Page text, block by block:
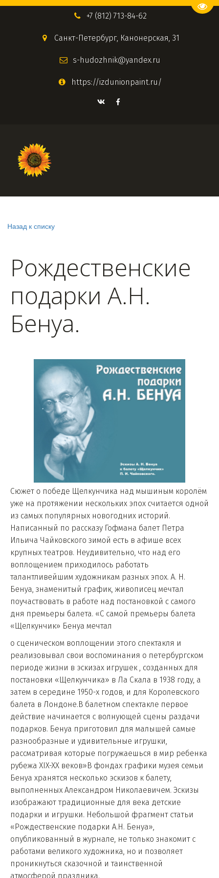
+7 (812) 713-84-62
Санкт-Петербург, Канонерская, 31
s-hudozhnik@yandex.ru
https://izdunionpaint.ru/
Назад к списку
Рождественские
подарки А.Н.
Бенуа.
Сюжет о победе Щелкунчика над мышиным королём
уже на протяжении нескольких эпох считается одной
из самых популярных новогодних историй.
Написанный по рассказу Гофмана балет Петра
Ильича Чайковского зимой есть в афише всех
крупных театров. Неудивительно, что над его
воплощением приходилось работать
талантливейшим художникам разных эпох. А. Н.
Бенуа, знаменитый график, живописец мечтал
поучаствовать в работе над постановкой с самого
дня премьеры балета. «С самой премьеры балета
«Щелкунчик» Бенуа мечтал
о сценическом воплощении этого спектакля и
реализовывал свои воспоминания о петербургском
периоде жизни в эскизах игрушек , созданных для
постановки «Щелкунчика» в Ла Скала в 1938 году, а
затем в середине 1950-х годов, и для Королевского
балета в Лондоне.В балетном спектакле первое
действие начинается с волнующей сцены раздачи
подарков. Бенуа приготовил для малышей самые
разнообразные и удивительные игрушки,
рассматривая которые погружаешься в мир ребенка
рубежа XIX-XX веков»В фондах графики музея семьи
Бенуа хранятся несколько эскизов к балету,
выполненных Александром Николаевичем. Эскизы
изображают традиционные для века детские
подарки и игрушки. Небольшой фрагмент статьи
«Рождественские подарки А.Н. Бенуа»,
опубликованный в журнале, не только знакомит с
работами великого художника, но и позволяет
проникнуться сказочной и таинственной
атмосферой праздника.